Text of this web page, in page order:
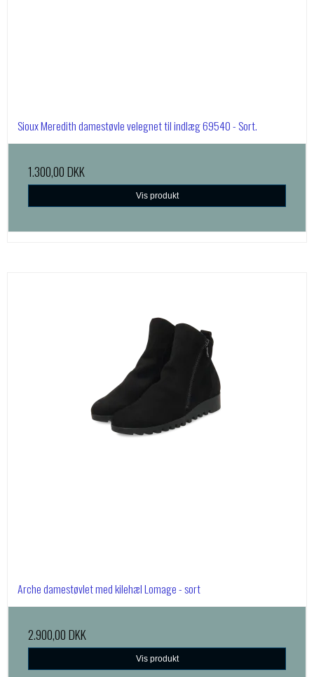
Sioux Meredith damestøvle velegnet til indlæg 69540 - Sort.
1.300,00 DKK
Vis produkt
Arche damestøvlet med kilehæl Lomage - sort
2.900,00 DKK
Vis produkt